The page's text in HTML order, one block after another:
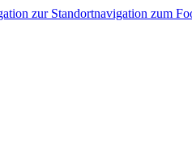
zur Standortnavigation zum